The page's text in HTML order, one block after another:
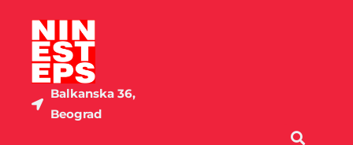
садржај
Balkanska 36,
Beograd